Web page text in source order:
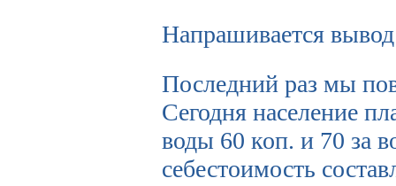
Напрашивается
Последний раз мы
Сегодня население
воды 60 коп. и 70 за
себестоимость